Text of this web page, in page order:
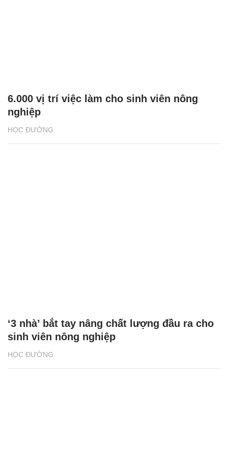
HỌC ĐƯỜNG
6.000 vị trí việc làm cho sinh viên nông
nghiệp
HỌC ĐƯỜNG
‘3 nhà’ bắt tay nâng chất lượng đầu ra cho
sinh viên nông nghiệp